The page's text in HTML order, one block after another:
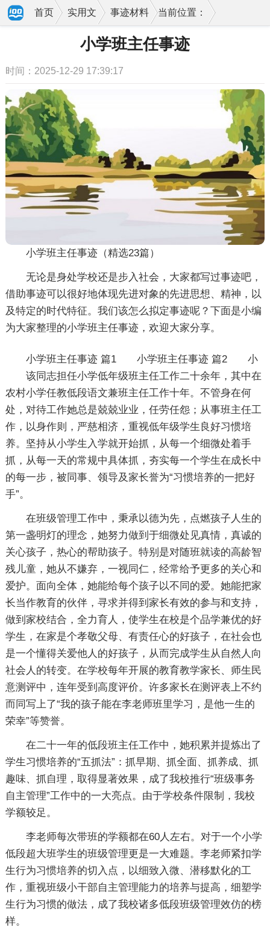
当前位置：
首页 实用文 事迹材料
小学班主任事迹
时间：2025-12-29 17:39:17
小学班主任事迹（精选23篇）
无论是身处学校还是步入社会，大家都写过事迹吧，
借助事迹可以很好地体现先进对象的先进思想、精神，以
及特定的时代特征。我们该怎么拟定事迹呢？下面是小编
为大家整理的小学班主任事迹，欢迎大家分享。
小学班主任事迹 篇1
该同志担任小学低年级班主任工作二十余年，其中在
农村小学任教低段语文兼班主任工作十年。不管身在何
处，对待工作她总是兢兢业业，任劳任怨；从事班主任工
作，以身作则，严慈相济，重视低年级学生良好习惯培
养。坚持从小学生入学就开始抓，从每一个细微处着手
抓，从每一天的常规中具体抓，夯实每一个学生在成长中
的每一步，被同事、领导及家长誉为“习惯培养的一把好
手”。
在班级管理工作中，秉承以德为先，点燃孩子人生的
第一盏明灯的理念，她努力做到于细微处见真情，真诚的
关心孩子，热心的帮助孩子。特别是对随班就读的高龄智
残儿童，她从不嫌弃，一视同仁，经常给予更多的关心和
爱护。面向全体，她能给每个孩子以不同的爱。她能把家
长当作教育的伙伴，寻求并得到家长有效的参与和支持，
做到家校结合，全力育人，使学生在校是个品学兼优的好
学生，在家是个孝敬父母、有责任心的好孩子，在社会也
是一个懂得关爱他人的好孩子，从而完成学生从自然人向
社会人的转变。在学校每年开展的教育教学家长、师生民
意测评中，连年受到高度评价。许多家长在测评表上不约
而同写上了“我的孩子能在李老师班里学习，是他一生的
荣幸”等赞誉。
在二十一年的低段班主任工作中，她积累并提炼出了
学生习惯培养的“五抓法”：抓早期、抓全面、抓养成、抓
趣味、抓自理，取得显著效果，成了我校推行“班级事务
自主管理”工作中的一大亮点。由于学校条件限制，我校
学额较足。
李老师每次带班的学额都在60人左右。对于一个小学
低段超大班学生的班级管理更是一大难题。李老师紧扣学
生行为习惯培养的切入点，以细致入微、潜移默化的工
作，重视班级小干部自主管理能力的培养与提高，细塑学
生行为习惯的做法，成了我校诸多低段班级管理效仿的榜
样。
小学班主任事迹 篇2小